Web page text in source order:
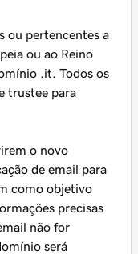
ou pertencentes a
ou ao Reino
.it. Todos os
trustee para
o novo
de email para
como objetivo
precisas
não for
será